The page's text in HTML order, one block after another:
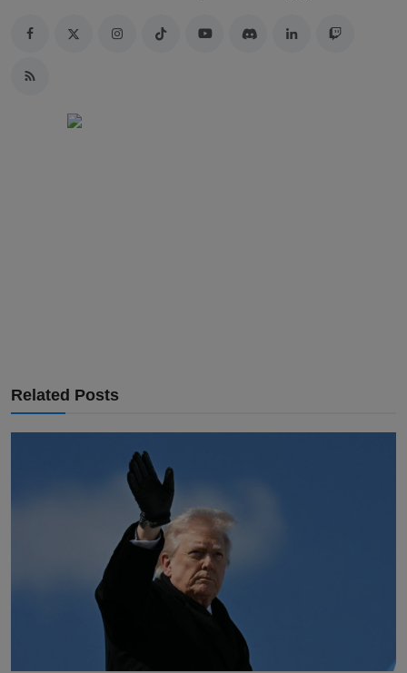
Related Posts